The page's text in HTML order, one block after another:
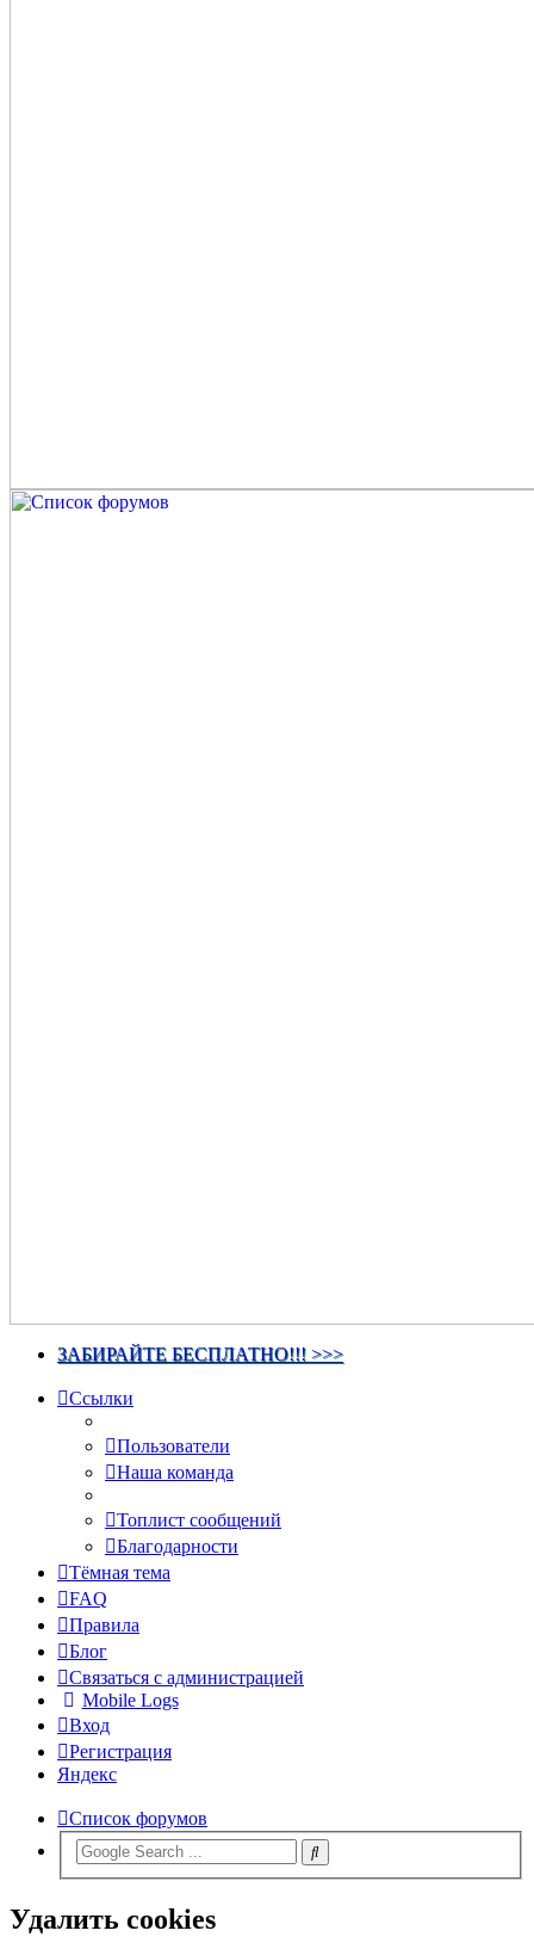
ЗАБИРАЙТЕ БЕСПЛАТНО!!! >>>
Ссылки
Пользователи
Наша команда
Топлист сообщений
Благодарности
Тёмная тема
FAQ
Правила
Блог
Связаться с администрацией
Mobile Logs
Вход
Регистрация
Яндекс
Список форумов
Удалить cookies